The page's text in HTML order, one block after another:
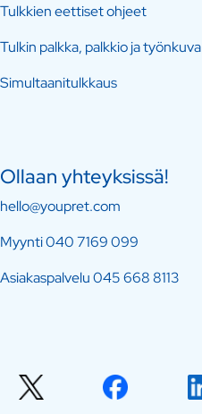
Tulkkien eettiset ohjeet
Tulkin palkka, palkkio ja työnkuva
Simultaanitulkkaus
Ollaan yhteyksissä!
hello@youpret.com
Myynti040 7169 099
Asiakaspalvelu045 668 8113